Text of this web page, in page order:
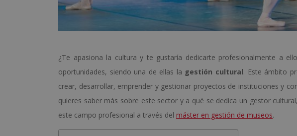
¿Te apasiona la cultura y te gustaría dedicarte profesionalmente a
oportunidades, siendo una de ellas la gestión cultural. Este ámbito
crear, desarrollar, emprender y gestionar proyectos de instituciones y
quieres saber más sobre este sector y a qué se dedica un gestor
este campo profesional a través del máster en gestión de museos.